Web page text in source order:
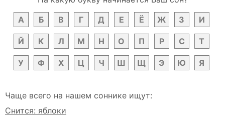
А
Б В Г Д Е Ё Ж З И
Й К Л М Н О П Р С Т
У Ф Х Ц Ч Ш Щ Э Ю Я
Чаще всего на нашем соннике ищут:
Снится: яблоки